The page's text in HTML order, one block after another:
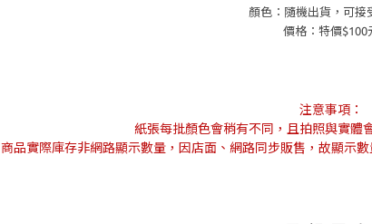
顏色：隨機出貨，可接
價格： 特價$100
注意事項：
紙張每批顏色會稍有不同，且拍照與實體
商品實際庫存非網路顯示數量，因店面、網路同步販售，故顯示